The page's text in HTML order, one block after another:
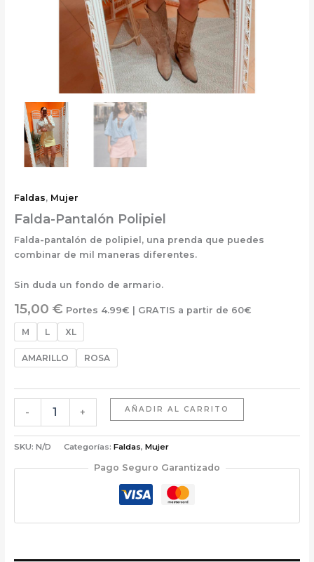
Faldas, Mujer
Falda-Pantalón Polipiel
Falda-pantalón de polipiel, una prenda que puedes
combinar de mil maneras diferentes.
Sin duda un fondo de armario.
15,00 € Portes 4.99€ | GRATIS a partir de 60€
M L XL
AMARILLO ROSA
- + AÑADIR AL CARRITO
SKU: N/D Categorías: Faldas, Mujer
Pago Seguro Garantizado